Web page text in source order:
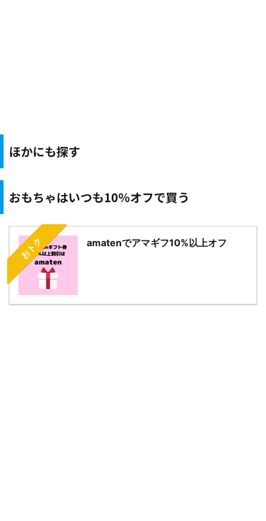
ほかにも探す
おもちゃはいつも10％オフで買う
おトク amatenでアマギフ10%以上オフ